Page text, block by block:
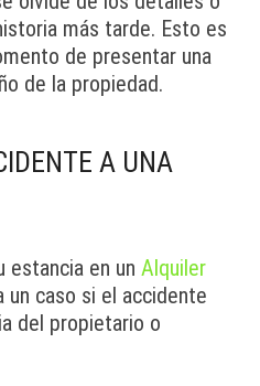
más tarde. Esto es
de presentar una
de la propiedad.
A UNA
estancia en un Alquiler
un caso si el accidente
del propietario o